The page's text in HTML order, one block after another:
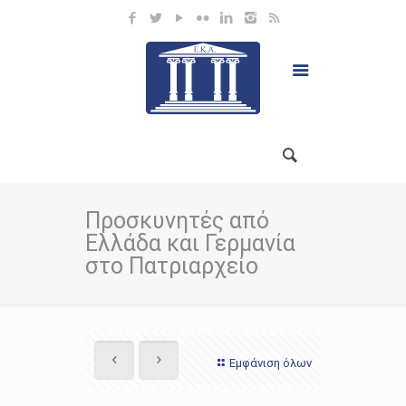
Προσκυνητές από
Ελλάδα και Γερμανία
στο Πατριαρχείο
Εμφάνιση όλων